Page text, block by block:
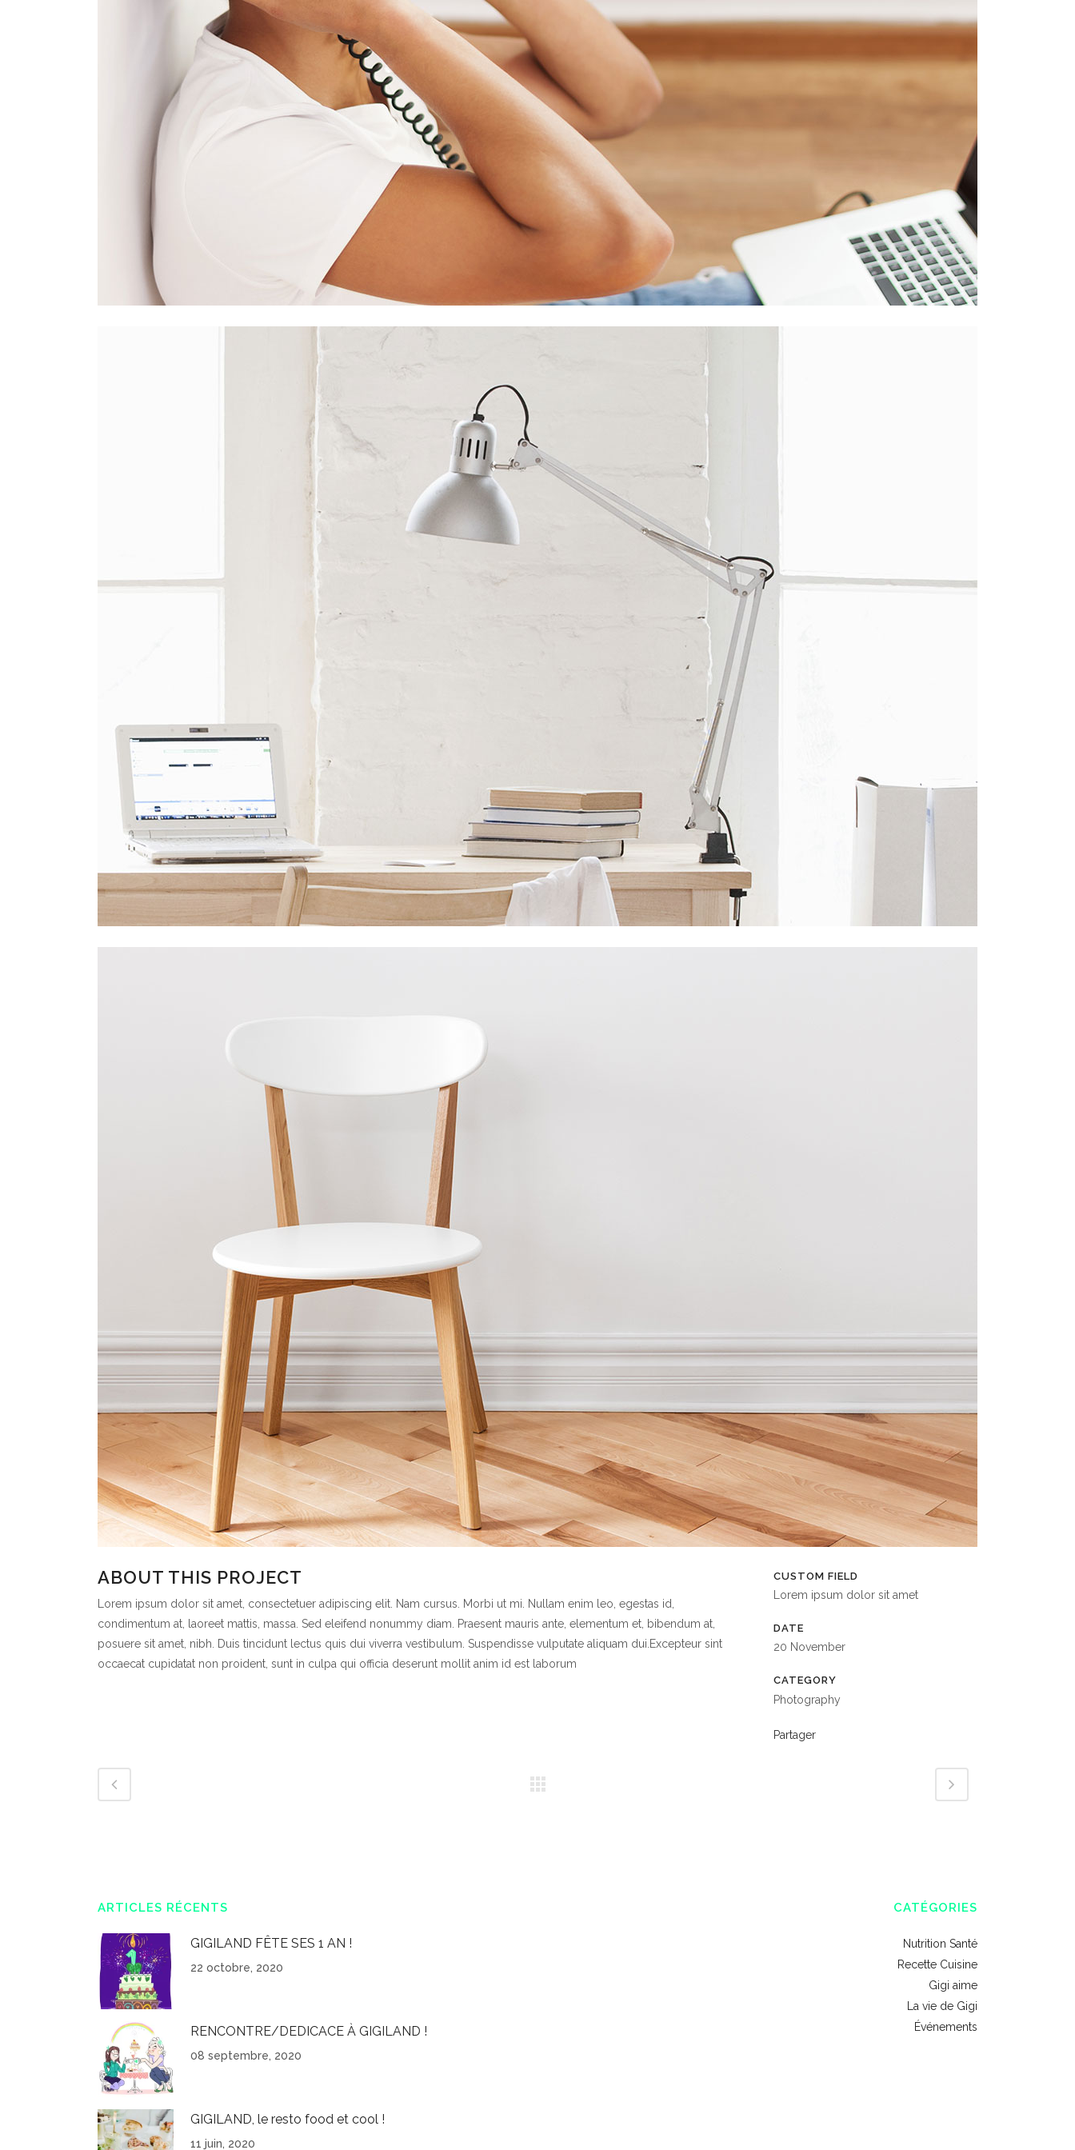
ABOUT THIS PROJECT
Lorem ipsum dolor sit amet, consectetuer adipiscing elit. Nam cursus. Morbi ut mi. Nullam enim leo, egestas id,
condimentum at, laoreet mattis, massa. Sed eleifend nonummy diam. Praesent mauris ante, elementum et, bibendum at,
posuere sit amet, nibh. Duis tincidunt lectus quis dui viverra vestibulum. Suspendisse vulputate aliquam dui.Excepteur sint
occaecat cupidatat non proident, sunt in culpa qui officia deserunt mollit anim id est laborum
CUSTOM FIELD
Lorem ipsum dolor sit amet
DATE
20 November
CATEGORY
Photography
Partager
ARTICLES RÉCENTS
GIGILAND FÊTE SES 1 AN !
22 octobre, 2020
RENCONTRE/DEDICACE À GIGILAND !
08 septembre, 2020
GIGILAND, le resto food et cool !
11 juin, 2020
CATÉGORIES
Nutrition Santé
Recette Cuisine
Gigi aime
La vie de Gigi
Événements